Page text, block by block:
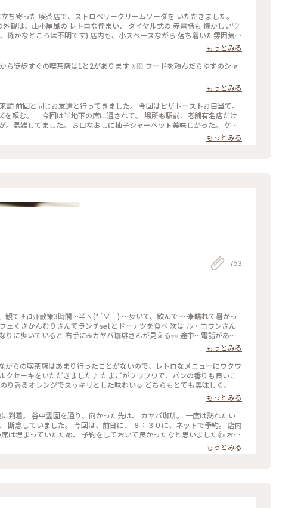
ち寄った 喫茶店で、ストロベリークリームソーダを いただきました。
観は、山小屋風の レトロな佇まい、 ダイヤル式の 赤電話も 懐かしい♡
確かなところは不明です) 店内も、小スペースながら 落ち着いた雰囲気、
す。 開業したのは、約70年前なのだそう。 創業当時から 受け継がれた
いた クリームソーダも、その中のひとつです。 最近、あちらこちらで 目
ーダは、こちらのお店から 始まったのだとか。 何とも、歴史を感じさせ
たが、この日は 気温が高く、冷たい飲み物で 季節外れのクールダウン
ュー #レトロ #クラシカルな街 #神田 #神保町 #さぼうる #喫茶店 #東京 #
もっとみる
ら徒歩すぐの喫茶店は1と2があります🚶🏻 フードを頼んだらゆずのシャ
もっとみる
前回と同じお友達と行ってきました。 今回はピザトーストお目当て。
を頼む。 今回は半地下の席に通されて。 場所も駅前、老舗有名店だけ
。混雑してました。 お口なおしに柚子シャーベット美味しかった。 ケー
もっとみる
753
れて暑かっ
ェくさかんむりさんでランチsetとドーナツを食べ 次は ル・コワンさん
に歩いていると 右手に☕️カヤバ珈琲さんが見える👀 途中…電話があり
いたというミス💧 計1.6km歩き戻る気力がなかったので（笑） いつか
ていた 「カヤバ珈琲」さんの「いつか」が偶然にも叶い 「谷中ジンジャ
ルを頂くことが多いのですが これは今迄で一番パンチがある💨💨💨 ガム
った様な(● ˃̶͈̀ロ˂̶͈́)੭ꠥ⁾⁾ そのお陰でサッパリ✨ 次の目的地へ〜 #カヤバ珈
#今年は旗を立てたところへひとつでも多く行く
もっとみる
がらの喫茶店はあまり行ったことがないので、レトロなメニューにワクワ
クセーキをいただきました♪ たまごがフワフワで、パンの香りも良いこ
り香るオレンジでスッキリとした味わい☺️ どちらもとても美味しく、感
ーキ #カヤバ珈琲 #上野 #ヒーリング旅 #Myことりっぷ
もっとみる
、 ８：３０に、ネットで予約。 店内
埋まっていたため、 予約をしておいて良かったなと思いました👍 お目
ュジュースか、 本日のスープが選べます。 本日のスープを頼み、 コーヒ
う、 コーヒーとココアを合わせた飲み物が、 気になったのですが、 ベタ
もっとみる